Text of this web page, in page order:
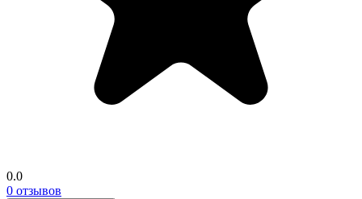
0.0
0 отзывов